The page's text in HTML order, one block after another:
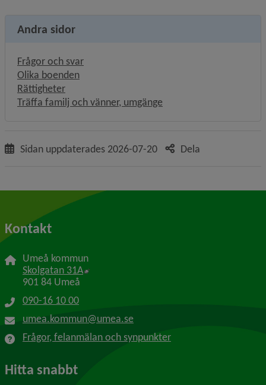
Andra sidor
Frågor och svar
Olika boenden
Rättigheter
Träffa familj och vänner, umgänge
Sidan uppdaterades 2026-07-20 Dela
Kontakt
Umeå kommun
Skolgatan 31A Länk till annan webbplats, öppnas i nytt
901 84 Umeå
090-16 10 00
umea.kommun@umea.se
Frågor, felanmälan och synpunkter
Hitta snabbt